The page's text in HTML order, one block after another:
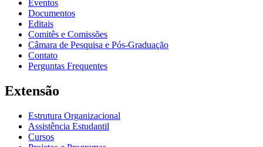
Eventos
Documentos
Editais
Comitês e Comissões
Câmara de Pesquisa e Pós-Graduação
Contato
Perguntas Frequentes
Extensão
Estrutura Organizacional
Assistência Estudantil
Cursos